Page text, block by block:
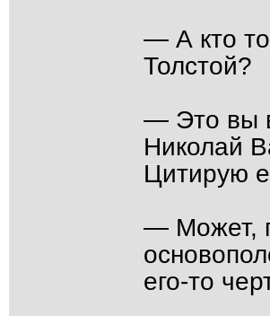
— А кто
Толстой?
— Это вы
Николай
Цитирую
— Может,
его-то